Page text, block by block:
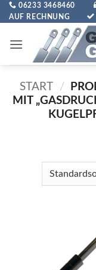
Zum
Inhalt
06233 3468460
AUF RECHNUNG
START /
MIT